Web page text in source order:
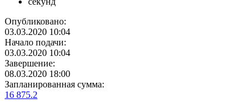
Опубликовано:
03.03.2020 10:04
Начало подачи:
03.03.2020 10:04
Завершение:
08.03.2020 18:00
Запланированная сумма:
16 875.2